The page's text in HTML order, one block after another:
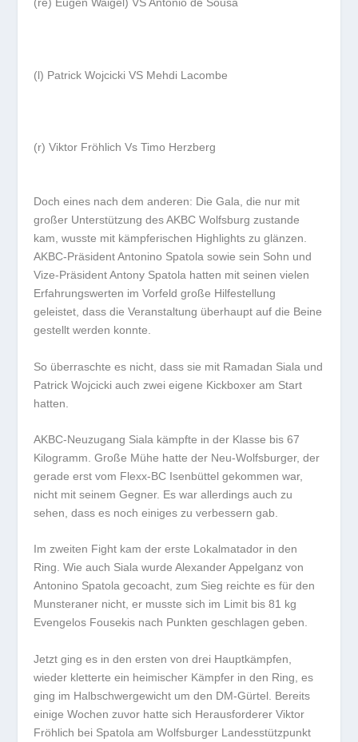
(l) Patrick Wojcicki VS Mehdi Lacombe
(r) Viktor Fröhlich Vs Timo Herzberg
Doch eines nach dem anderen: Die Gala, die nur mit
großer Unterstützung des AKBC Wolfsburg zustande
kam, wusste mit kämpferischen Highlights zu glänzen.
AKBC-Präsident Antonino Spatola sowie sein Sohn und
Vize-Präsident Antony Spatola hatten mit seinen vielen
Erfahrungswerten im Vorfeld große Hilfestellung
geleistet, dass die Veranstaltung überhaupt auf die Beine
gestellt werden konnte.
So überraschte es nicht, dass sie mit Ramadan Siala und
Patrick Wojcicki auch zwei eigene Kickboxer am Start
hatten.
AKBC-Neuzugang Siala kämpfte in der Klasse bis 67
Kilogramm. Große Mühe hatte der Neu-Wolfsburger, der
gerade erst vom Flexx-BC Isenbüttel gekommen war,
nicht mit seinem Gegner. Es war allerdings auch zu
sehen, dass es noch einiges zu verbessern gab.
Im zweiten Fight kam der erste Lokalmatador in den
Ring. Wie auch Siala wurde Alexander Appelganz von
Antonino Spatola gecoacht, zum Sieg reichte es für den
Munsteraner nicht, er musste sich im Limit bis 81 kg
Evengelos Fousekis nach Punkten geschlagen geben.
Jetzt ging es in den ersten von drei Hauptkämpfen,
wieder kletterte ein heimischer Kämpfer in den Ring, es
ging im Halbschwergewicht um den DM-Gürtel. Bereits
einige Wochen zuvor hatte sich Herausforderer Viktor
Fröhlich bei Spatola am Wolfsburger Landesstützpunkt